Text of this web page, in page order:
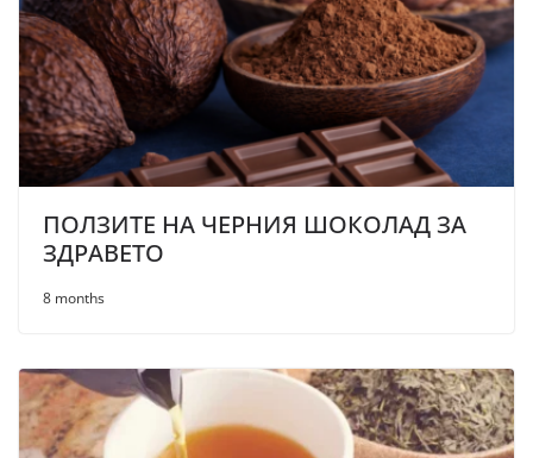
ПОЛЗИТЕ НА ЧЕРНИЯ ШОКОЛАД ЗА
ЗДРАВЕТО
8 months